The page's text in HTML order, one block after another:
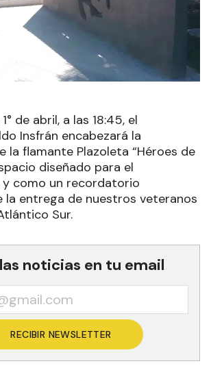
de abril, a las 18:45, el
Insfrán encabezará la
la flamante Plazoleta “Héroes de
diseñado para el
como un recordatorio
la entrega de nuestros veteranos
Sur.
noticias en tu email
RECIBIR NEWSLETTER